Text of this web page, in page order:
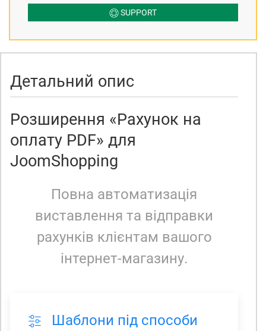
SUPPORT
Детальний опис
Розширення «Рахунок на
оплату PDF» для
JoomShopping
Повна автоматизація
виставлення та відправки
рахунків клієнтам вашого
інтернет-магазину.
Шаблони під способи